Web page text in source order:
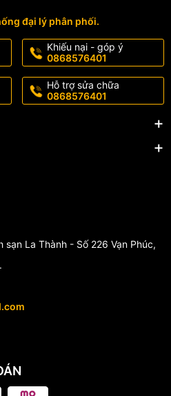
đại lý phân phối.
Khiếu nại - góp ý
0868576401
Hỗ trợ sửa chữa
0868576401
sạn La Thành - Số 226 Vạn Phúc,